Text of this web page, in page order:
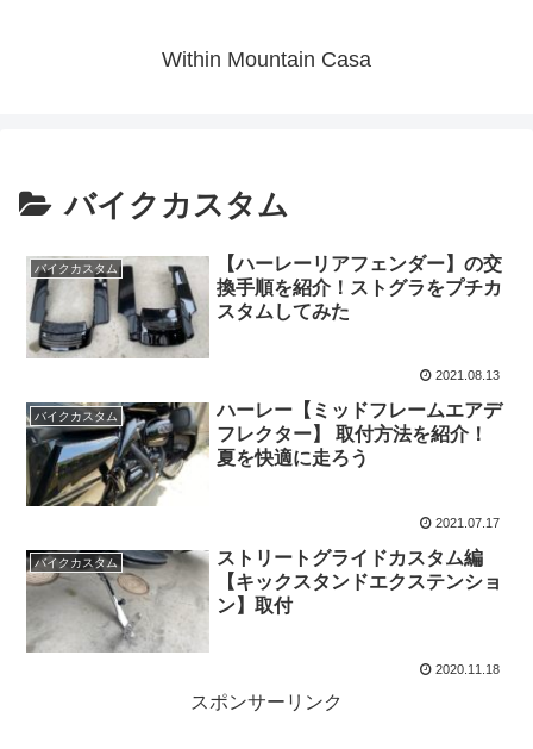
Within Mountain Casa
バイクカスタム
バイクカスタム
【ハーレーリアフェンダー】の交
換手順を紹介！ストグラをプチカ
スタムしてみた
2021.08.13
バイクカスタム
ハーレー【ミッドフレームエアデ
フレクター】 取付方法を紹介！
夏を快適に走ろう
2021.07.17
バイクカスタム
ストリートグライドカスタム編
【キックスタンドエクステンショ
ン】取付
2020.11.18
スポンサーリンク